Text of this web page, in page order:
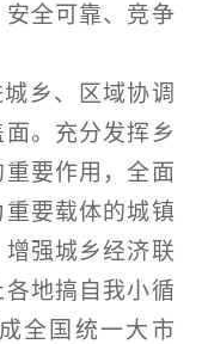
全可靠、竞争
乡、区域协调
。充分发挥乡
要作用，全面
要载体的城镇
强城乡经济联
地搞自我小循
全国统一大市